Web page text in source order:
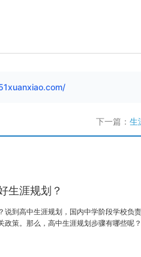
下一篇： 生
生涯规划？
说到高中生涯规划，国内中学阶段学校负
政策。那么，高中生涯规划步骤有哪些呢？